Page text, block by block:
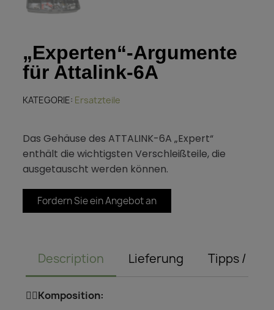
„Experten“-Argumente
für Attalink-6A
KATEGORIE Ersatzteile
Das Gehäuse des ATTALINK-6A „Expert“
enthält die wichtigsten Verschleißteile, die
ausgetauscht werden können.
Fordern Sie ein Angebot an
Description Lieferung Tipps /
👌🏻Komposition: